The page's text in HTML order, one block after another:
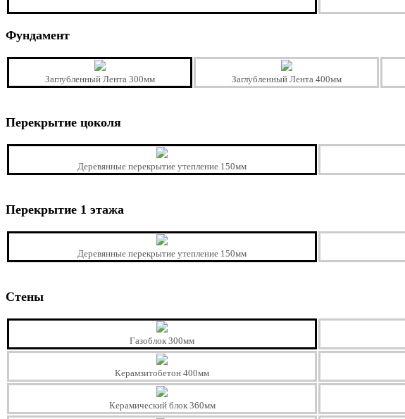
Фундамент
Заглубленный Лента 300мм Заглубленный Лента 400мм
Перекрытие цоколя
Деревянные перекрытие утепление 150мм
Перекрытие 1 этажа
Деревянные перекрытие утепление 150мм
Стены
Газоблок 300мм
Керамзитобетон 400мм
Керамический блок 360мм